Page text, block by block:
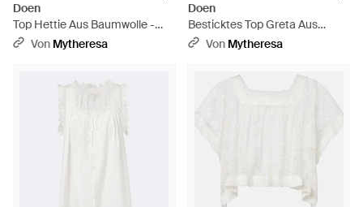
Doen
Top Hettie Aus Baumwolle -
WeißVon Mytheresa
Doen
Besticktes Top Greta Aus
Baumwolle Mit Spitze - Weiß
Von Mytheresa